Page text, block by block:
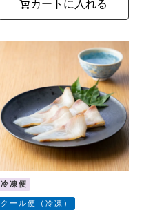
カートに入れる
冷凍便
クール便（冷凍）